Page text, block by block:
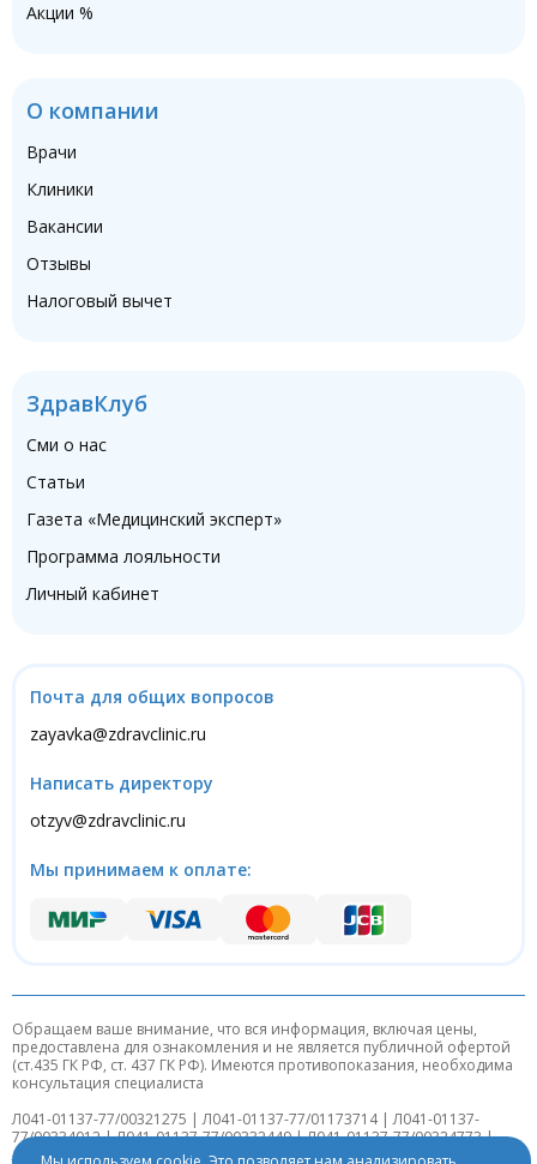
Акции %
О компании
Врачи
Клиники
Вакансии
Отзывы
Налоговый вычет
ЗдравКлуб
Сми о нас
Статьи
Газета «Медицинский эксперт»
Программа лояльности
Личный кабинет
Почта для общих вопросов
zayavka@zdravclinic.ru
Написать директору
otzyv@zdravclinic.ru
Мы принимаем к оплате:
Обращаем ваше внимание, что вся информация, включая цены,
предоставлена для ознакомления и не является публичной офертой
(ст.435 ГК РФ, ст. 437 ГК РФ). Имеются противопоказания, необходима
консультация специалиста
Л041-01137-77/00321275 | Л041-01137-77/01173714 | Л041-01137-
77/00334012 | Л041-01137-77/00332449 | Л041-01137-77/00324773 |
Л041-01137-77/00341311 | Л041-01137-77/00574012